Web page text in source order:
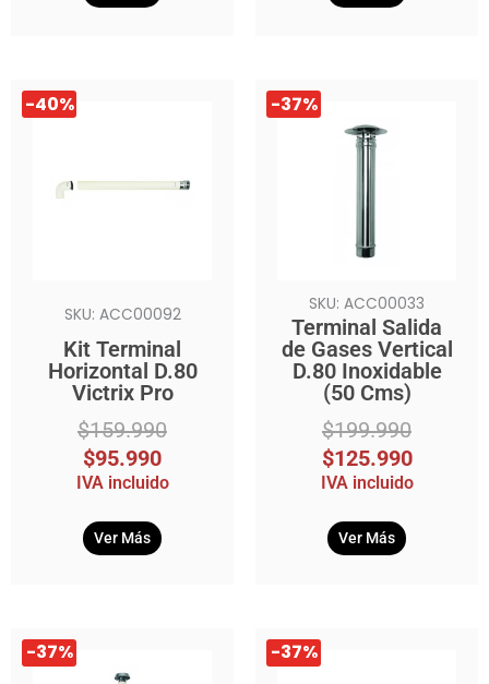
-40%
SKU: ACC00092
Kit Terminal
Horizontal D.80
Victrix Pro
$159.990
El
precio
era:
$159.990.
$95.990
El
precio
es:
$95.990.
IVA incluido
Ver Más
-37%
SKU: ACC00033
Terminal Salida
de Gases Vertical
D.80 Inoxidable
(50 Cms)
$199.990
El
precio
$199.990.
$125.990
El
precio
$125.990.
IVA incluido
Ver Más
-37%
El
precio
El
precio
-37%
El
precio
El
precio